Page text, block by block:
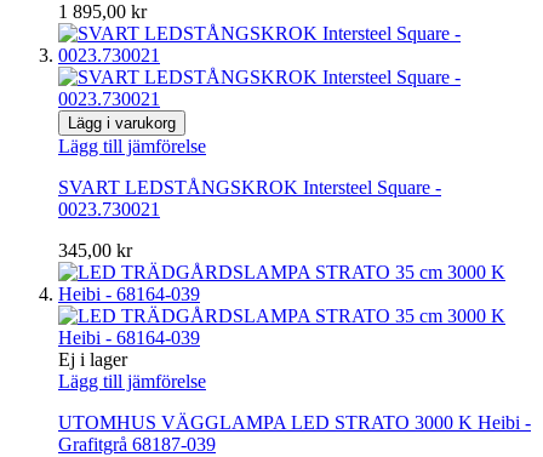
1 895,00 kr
Lägg i varukorg
Lägg till jämförelse
SVART LEDSTÅNGSKROK Intersteel Square -
0023.730021
345,00 kr
Ej i lager
Lägg till jämförelse
UTOMHUS VÄGGLAMPA LED STRATO 3000 K Heibi -
Grafitgrå 68187-039